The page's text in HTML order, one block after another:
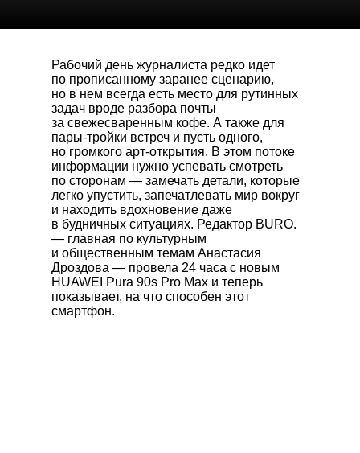
Рабочий день журналиста редко идет
по прописанному заранее сценарию,
но в нем всегда есть место для рутинных
задач вроде разбора почты
за свежесваренным кофе. А также для
пары-тройки встреч и пусть одного,
но громкого арт-открытия. В этом потоке
информации нужно успевать смотреть
по сторонам — замечать детали, которые
легко упустить, запечатлевать мир вокруг
и находить вдохновение даже
в будничных ситуациях. Редактор BURO.
— главная по культурным
и общественным темам Анастасия
Дроздова — провела 24 часа с новым
HUAWEI Pura 90s Pro Max и теперь
показывает, на что способен этот
смартфон.